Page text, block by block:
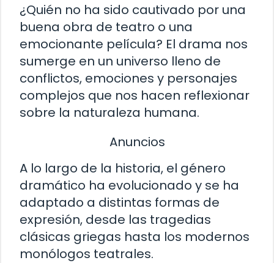
¿Quién no ha sido cautivado por una
buena obra de teatro o una
emocionante película? El drama nos
sumerge en un universo lleno de
conflictos, emociones y personajes
complejos que nos hacen reflexionar
sobre la naturaleza humana.
Anuncios
A lo largo de la historia, el género
dramático ha evolucionado y se ha
adaptado a distintas formas de
expresión, desde las tragedias
clásicas griegas hasta los modernos
monólogos teatrales.